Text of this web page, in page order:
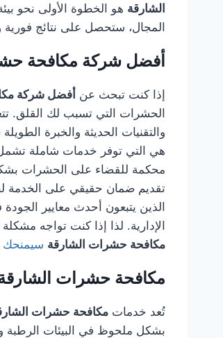
الشارقة هو الخطوة الأولى نحو
المجال، ستحصل على نتائج فورية
أفضل شركة مكافحة
إذا كنت تبحث عنأفضل شركة
الحشرات التي تسبب لك القلق.
والتقنيات الحديثة والخبرة
هي التي توفر خدمات شاملة تشمل
محكمة للقضاء على الحشرات
تقديم ضمان حقيقي على الخدمة
الذين يتبعون أحدث معايير الجودة
الإدارية. لذا إذا كنت تواجه
مكافحة حشرات الشارقة سيمنحك
مكافحة حشرات
تُعد خدماتمكافحة حشرات
بشكل ملحوظ في البيئات الرطبة